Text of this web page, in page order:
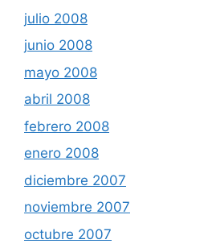
julio 2008
junio 2008
mayo 2008
abril 2008
febrero 2008
enero 2008
diciembre 2007
noviembre 2007
octubre 2007